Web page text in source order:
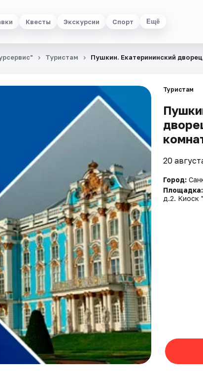
Квесты Экскурсии Спорт Ещё
Туристам Пушкин. Екатерининский
Туристам
20
Город:
Площадка:
д.2. Киоск